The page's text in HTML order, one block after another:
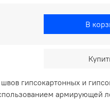
В
гипсокартонных и
армирующей